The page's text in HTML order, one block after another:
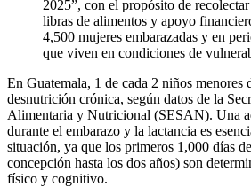
2025”, con el propósito de
libras de alimentos y apoyo
4,500 mujeres embarazadas y en
que viven en condiciones de
En Guatemala, 1 de cada 2 niños menores
desnutrición crónica, según datos de la
Alimentaria y Nutricional (SESAN). Una
durante el embarazo y la lactancia es
situación, ya que los primeros 1,000 días
concepción hasta los dos años) son
físico y cognitivo.